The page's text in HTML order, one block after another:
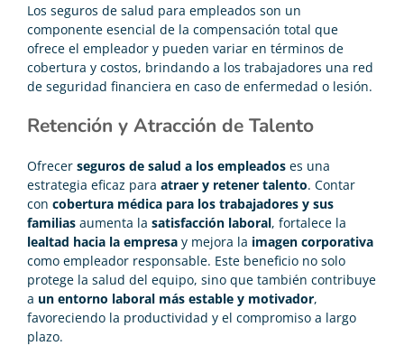
Los seguros de salud para empleados son un
componente esencial de la compensación total que
ofrece el empleador y pueden variar en términos de
cobertura y costos, brindando a los trabajadores una red
de seguridad financiera en caso de enfermedad o lesión.
Retención y Atracción de Talento
Ofrecer seguros de salud a los empleados es una
estrategia eficaz para atraer y retener talento. Contar
con cobertura médica para los trabajadores y sus
familias aumenta la satisfacción laboral, fortalece la
lealtad hacia la empresa y mejora la imagen corporativa
como empleador responsable. Este beneficio no solo
protege la salud del equipo, sino que también contribuye
a un entorno laboral más estable y motivador,
favoreciendo la productividad y el compromiso a largo
plazo.